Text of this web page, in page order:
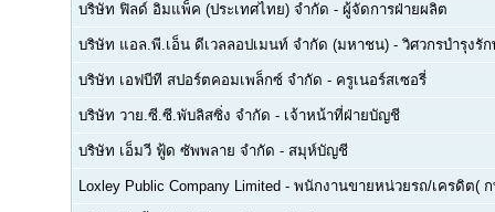
บริษัท ฟิลด์ อิมแพ็ค (ประเทศไทย) จำกัด - ผู้จัดการฝ่ายผลิต
บริษัท แอล.พี.เอ็น ดีเวลลอปเมนท์ จำกัด (มหาชน) - วิศวกรบำรุงรั
บริษัท เอฟบีที สปอร์ตคอมเพล็กซ์ จำกัด - ครูเนอร์สเซอรี่
บริษัท วาย.ซี.ซี.พับลิสซิ่ง จำกัด - เจ้าหน้าที่ฝ่ายบัญชี
บริษัท เอ็มวี ฟู้ด ซัพพลาย จำกัด - สมุห์บัญชี
Loxley Public Company Limited - พนักงานขายหน่วยรถ/เครดิต(